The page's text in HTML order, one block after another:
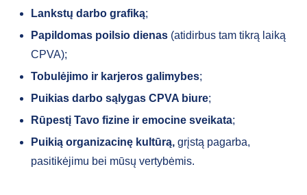
Lankstų darbo grafiką;
Papildomas poilsio dienas (atidirbus tam tikrą laiką
CPVA);
Tobulėjimo ir karjeros galimybes;
Puikias darbo sąlygas CPVA biure;
Rūpestį Tavo fizine ir emocine sveikata;
Puikią organizacinę kultūrą, grįstą pagarba,
pasitikėjimu bei mūsų vertybėmis.